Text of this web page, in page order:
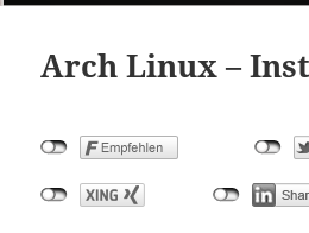
Arch Linux –